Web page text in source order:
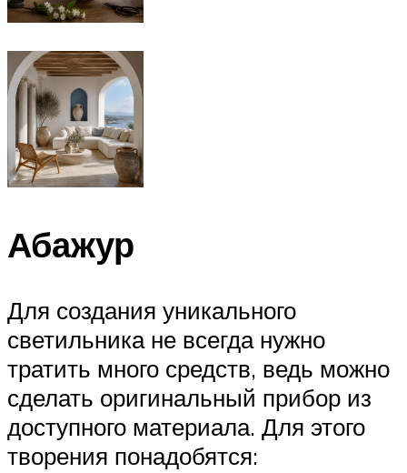
Абажур
Для создания уникального
светильника не всегда нужно
тратить много средств, ведь можно
сделать оригинальный прибор из
доступного материала. Для этого
творения понадобятся: